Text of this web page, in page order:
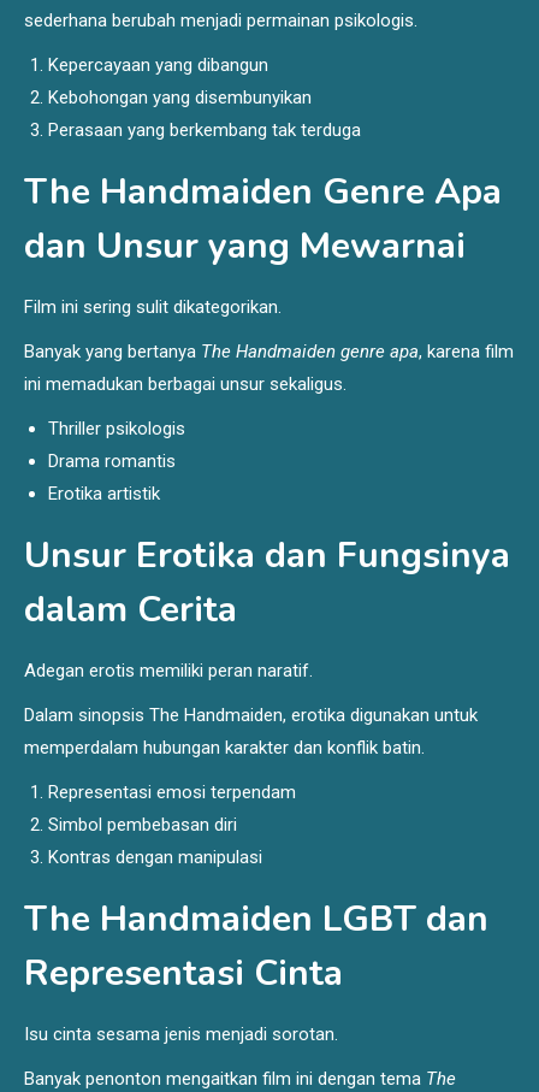
sederhana berubah menjadi permainan psikologis.
Kepercayaan yang dibangun
Kebohongan yang disembunyikan
Perasaan yang berkembang tak terduga
The Handmaiden Genre Apa
dan Unsur yang Mewarnai
Film ini sering sulit dikategorikan.
Banyak yang bertanya The Handmaiden genre apa, karena film
ini memadukan berbagai unsur sekaligus.
Thriller psikologis
Drama romantis
Erotika artistik
Unsur Erotika dan Fungsinya
dalam Cerita
Adegan erotis memiliki peran naratif.
Dalam sinopsis The Handmaiden, erotika digunakan untuk
memperdalam hubungan karakter dan konflik batin.
Representasi emosi terpendam
Simbol pembebasan diri
Kontras dengan manipulasi
The Handmaiden LGBT dan
Representasi Cinta
Isu cinta sesama jenis menjadi sorotan.
Banyak penonton mengaitkan film ini dengan tema The